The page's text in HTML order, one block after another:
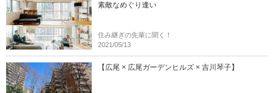
素敵なめぐり逢い
住み継ぎの先輩に聞く！
2021/05/13
【広尾 × 広尾ガーデンヒルズ × 吉川琴子】